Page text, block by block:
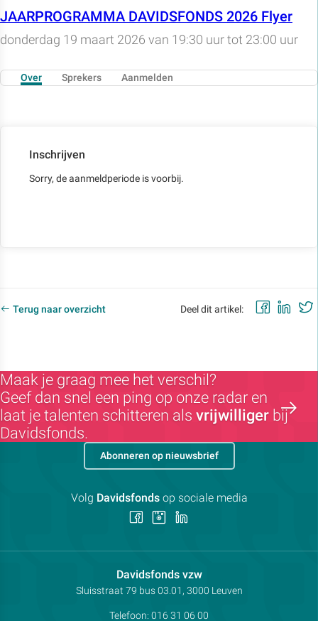
JAARPROGRAMMA DAVIDSFONDS 2026 Flyer
donderdag 19 maart 2026 van 19:30 uur tot 23:00 uur
Over Sprekers Aanmelden
Inschrijven
Sorry, de aanmeldperiode is voorbij.
Terug naar overzicht Deel dit artikel:
Maak je graag mee het verschil?
Geef dan snel een ping op onze radar en
laat je talenten schitteren als vrijwilliger bij
Davidsfonds.
Davidsfonds vzwContactpersoon:
Adres:
Sluisstraat 79 bus 03.01, 3000 Leuven
Telefoon: 016 31 06 00
Abonneren op nieuwsbrief
Volg Davidsfondsop sociale media
Volg Volg